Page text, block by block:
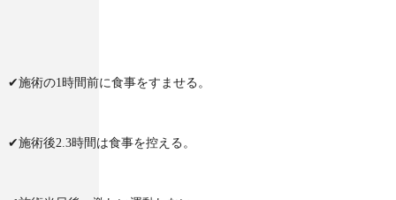
✔︎施術の1時間前に食事をすませる。
✔︎施術後2.3時間は食事を控える。